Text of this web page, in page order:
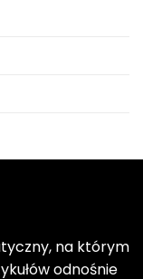
na którym
odnośnie